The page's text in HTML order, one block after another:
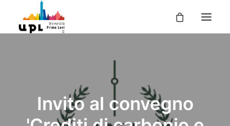
LE ATTIVITÀInvito al convegno